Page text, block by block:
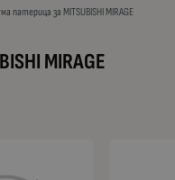
патерица за MITSUBISHI MIRAGE
MIRAGE